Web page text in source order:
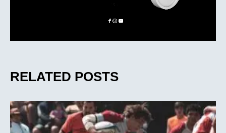
RELATED POSTS